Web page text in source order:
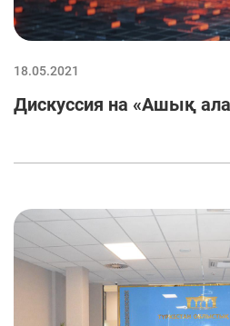
18.05.2021
Дискуссия на «Ашық